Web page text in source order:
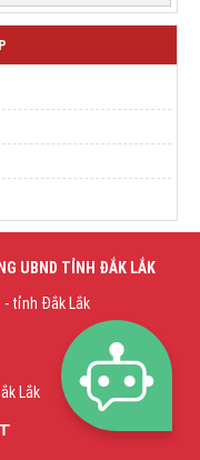
UBND TỈNH ĐẮK LẮK
- tỉnh Đắk Lắk
Lắk